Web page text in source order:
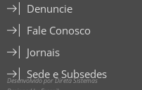
Denuncie
Fale Conosco
Jornais
Sede e Subsedes
Desenvolvido por Direta Sistemas